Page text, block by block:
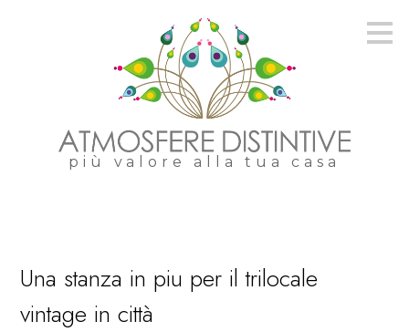
più valore alla tua casa
Una stanza in piu per il trilocale
vintage in città